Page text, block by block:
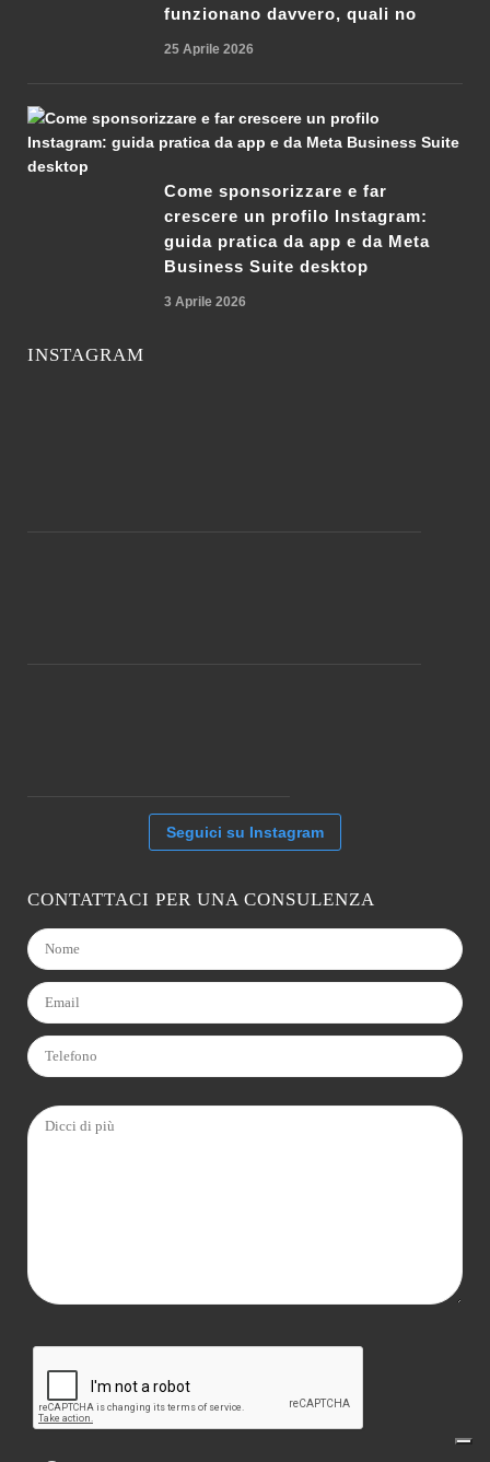
funzionano davvero, quali no
25 Aprile 2026
Come sponsorizzare e far
crescere un profilo Instagram:
guida pratica da app e da Meta
Business Suite desktop
3 Aprile 2026
INSTAGRAM
Seguici su Instagram
CONTATTACI PER UNA CONSULENZA